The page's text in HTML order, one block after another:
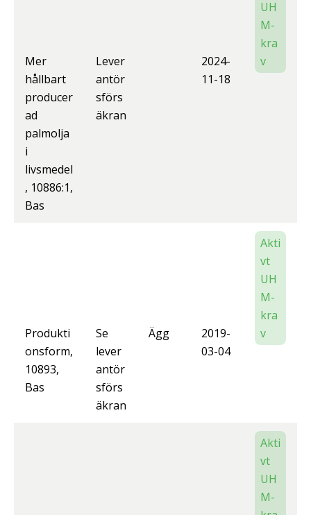
Mer
hållbart
producer
ad
palmolja
i
livsmedel
, 10886:1,
Bas
Lever
antör
sförs
äkran
2024-
11-18
UH
M-
kra
v
Produkti
onsform,
10893,
Bas
Se
lever
antör
sförs
äkran
Ägg
2019-
03-04
Akti
vt
UH
M-
kra
v
Akti
vt
UH
M-